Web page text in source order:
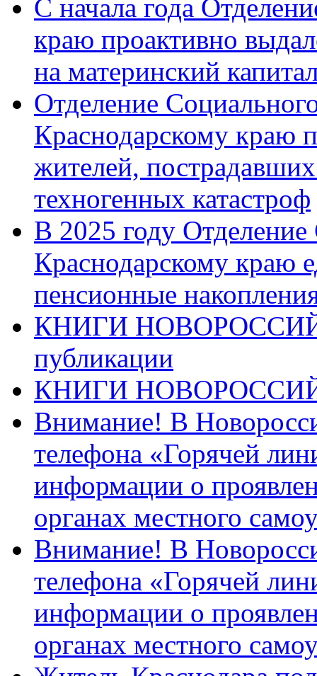
С начала года
краю проактивно
на материнский
Отделение
Краснодарскому краю
жителей,
техногенных катастроф
В 2025 году
Краснодарскому краю
пенсионные
КНИГИ
публикации
КНИГИ
Внимание! В
телефона «Горячей
информации о
органах местного
Внимание! В
телефона «Горячей
информации о
органах местного